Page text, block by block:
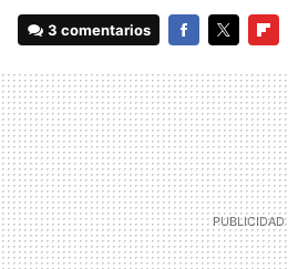
3 comentarios